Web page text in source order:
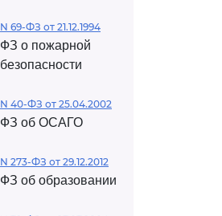
N 69-ФЗ от 21.12.1994
ФЗ о пожарной
безопасности
N 40-ФЗ от 25.04.2002
ФЗ об ОСАГО
N 273-ФЗ от 29.12.2012
ФЗ об образовании